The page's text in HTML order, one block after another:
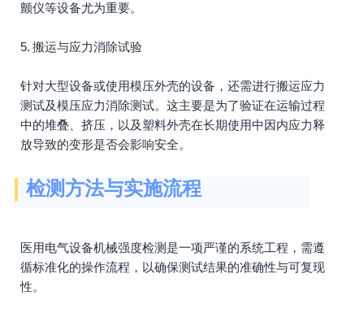
颤仪等设备尤为重要。
5. 搬运与应力消除试验
针对大型设备或使用模压外壳的设备，还需进行搬运应力
测试及模压应力消除测试。这主要是为了验证在运输过程
中的堆叠、挤压，以及塑料外壳在长期使用中因内应力释
放导致的变形是否会影响安全。
检测方法与实施流程
医用电气设备机械强度检测是一项严谨的系统工程，需遵
循标准化的操作流程，以确保测试结果的准确性与可复现
性。